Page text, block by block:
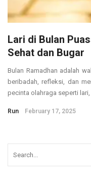
Lari di Bulan
Sehat dan Bugar
Bulan Ramadhan adalah
beribadah, refleksi, dan
pecinta olahraga seperti lari,
Run February 17, 2025